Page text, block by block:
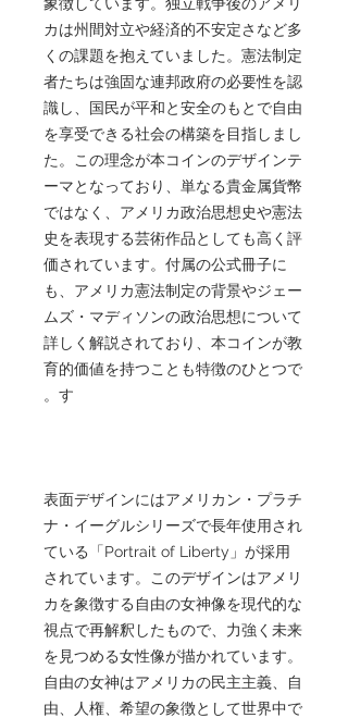
カは州間対立や経済的不安定さなど多
くの課題を抱えていました。憲法制定
者たちは強固な連邦政府の必要性を認
識し、国民が平和と安全のもとで自由
を享受できる社会の構築を目指しまし
た。この理念が本コインのデザインテ
ーマとなっており、単なる貴金属貨幣
ではなく、アメリカ政治思想史や憲法
史を表現する芸術作品としても高く評
価されています。付属の公式冊子に
も、アメリカ憲法制定の背景やジェー
ムズ・マディソンの政治思想について
詳しく解説されており、本コインが教
育的価値を持つことも特徴のひとつで
す。
表面デザインにはアメリカン・プラチ
ナ・イーグルシリーズで長年使用され
ている「Portrait of Liberty」が採用
されています。このデザインはアメリ
カを象徴する自由の女神像を現代的な
視点で再解釈したもので、力強く未来
を見つめる女性像が描かれています。
自由の女神はアメリカの民主主義、自
由、人権、希望の象徴として世界中で